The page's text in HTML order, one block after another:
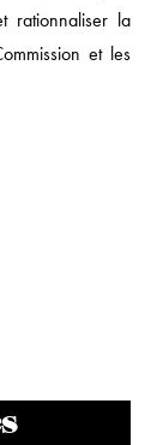
rationnaliser la
et les